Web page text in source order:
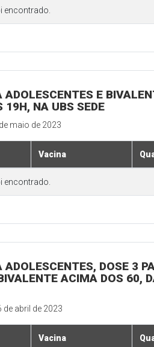
encontrado.
ADOLESCENTES E
NA UBS SEDE
maio de 2023
Vacina
encontrado.
ADOLESCENTES, DOSE 3
ACIMA DOS 60,
de abril de 2023
Vacina